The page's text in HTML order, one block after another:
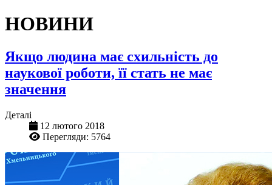
НОВИНИ
Якщо людина має схильність до
наукової роботи, її стать не має
значення
Деталі
12 лютого 2018
Перегляди: 5764